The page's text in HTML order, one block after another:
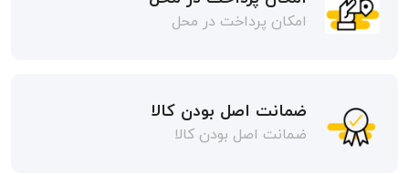
امکان پرداخت در محل
ضمانت اصل بودن کالا
ضمانت اصل بودن کالا